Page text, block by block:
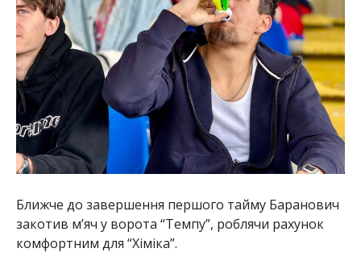
Ближче до завершення першого тайму Баранович
закотив мʼяч у ворота “Темпу”, роблячи рахунок
комфортним для “Хіміка”.